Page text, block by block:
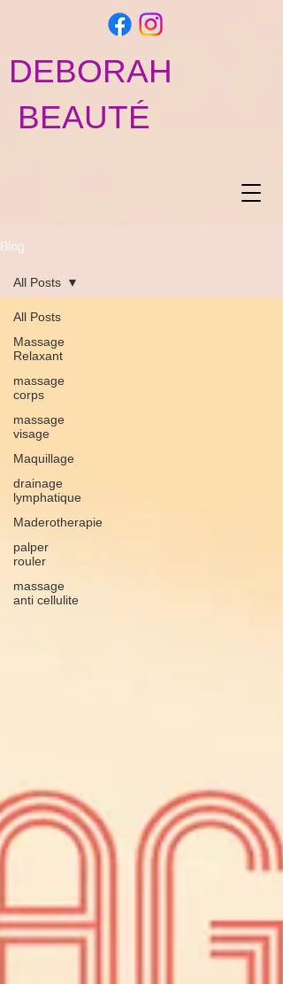
DEBORAH
BEAUTÉ
Blog
All Posts
Massage
Relaxant
massage
corps
massage
visage
Maquillage
drainage
lymphatique
Maderotherapie
palper
rouler
massage
anti cellulite
All Posts